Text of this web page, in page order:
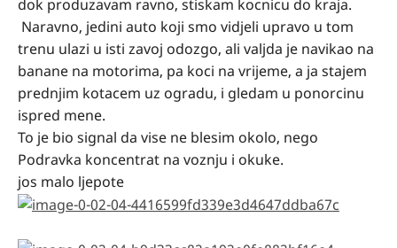
dok produzavam ravno, stiskam kocnicu do kraja.
Naravno, jedini auto koji smo vidjeli upravo u tom
trenu ulazi u isti zavoj odozgo, ali valjda je navikao na
banane na motorima, pa koci na vrijeme, a ja stajem
prednjim kotacem uz ogradu, i gledam u ponorcinu
ispred mene.
To je bio signal da vise ne blesim okolo, nego
Podravka koncentrat na voznju i okuke.
jos malo ljepote